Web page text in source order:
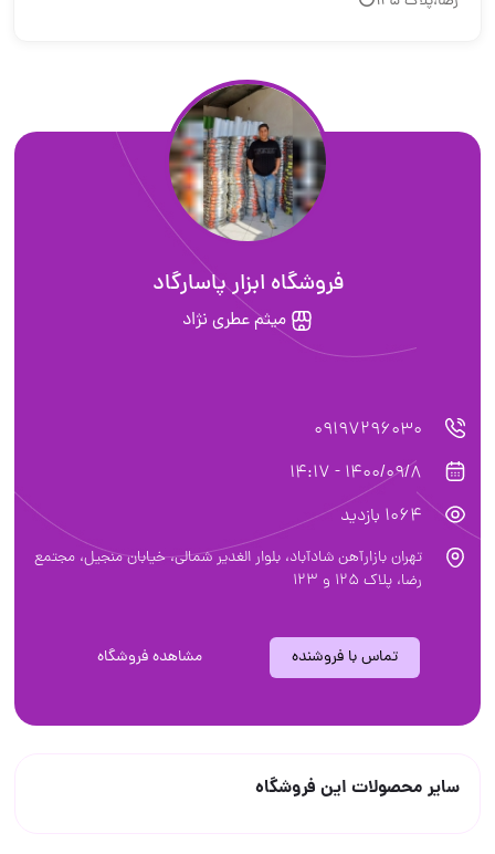
فروشگاه ابزار پاسارگاد
میثم عطری نژاد
09197296030
1400/09/8 - 14:17
1064 بازدید
تهران بازارآهن شادآباد، بلوار الغدیر شمالی، خیابان منجیل، مجتمع
رضا، پلاک ۱۲۵ و ۱۲۳
تماس با فروشنده مشاهده فروشگاه
سایر محصولات این فروشگاه